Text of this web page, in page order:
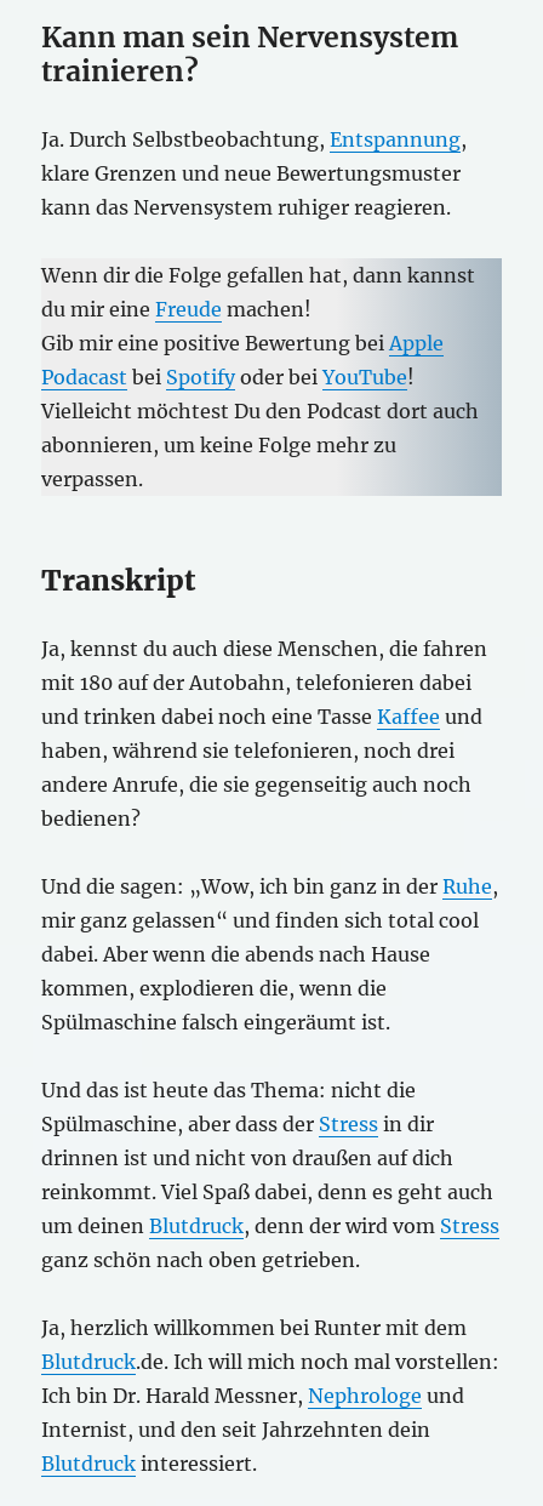
Kann man sein Nervensystem
trainieren?
Ja. Durch Selbstbeobachtung,Entspannung,
klare Grenzen und neue Bewertungsmuster
kann das Nervensystem ruhiger reagieren.
Wenn dir die Folge gefallen hat, dann kannst
du mir eineFreude machen!
Gib mir eine positive Bewertung beiApple
Podacast bei Spotifyoder beiYouTube!
Vielleicht möchtest Du den Podcast dort auch
abonnieren, um keine Folge mehr zu
verpassen.
Transkript
Ja, kennst du auch diese Menschen, die fahren
mit 180 auf der Autobahn, telefonieren dabei
und trinken dabei noch eine TasseKaffee und
haben, während sie telefonieren, noch drei
andere Anrufe, die sie gegenseitig auch noch
bedienen?
Und die sagen: „Wow, ich bin ganz in derRuhe,
mir ganz gelassen“ und finden sich total cool
dabei. Aber wenn die abends nach Hause
kommen, explodieren die, wenn die
Spülmaschine falsch eingeräumt ist.
Und das ist heute das Thema: nicht die
Spülmaschine, aber dass der Stress in dir
drinnen ist und nicht von draußen auf dich
reinkommt. Viel Spaß dabei, denn es geht auch
um deinenBlutdruck, denn der wird vom Stress
ganz schön nach oben getrieben.
Ja, herzlich willkommen bei Runter mit dem
Blutdruck.de. Ich will mich noch mal vorstellen:
Ich bin Dr. Harald Messner,Nephrologe und
Internist, und den seit Jahrzehnten dein
Blutdruck interessiert.